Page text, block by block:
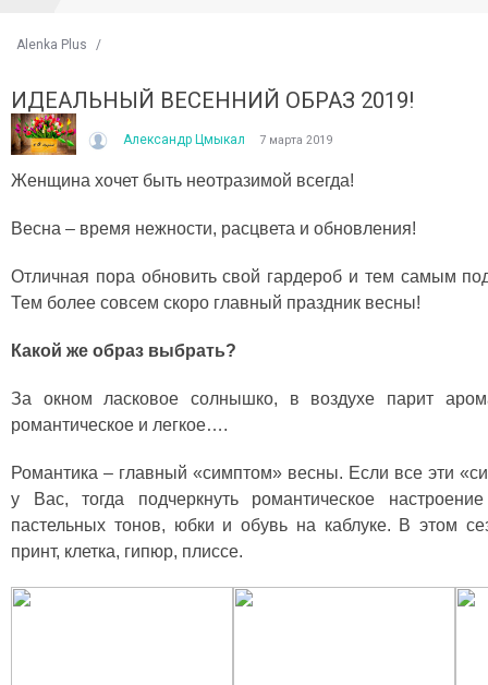
Alenka Plus /
ЯКЕ ПОСТІЙНО ДИВУЄ: ЯК ОДЯГАТИСЯ,
ЗРАНКУ СПЕКА, А ВВЕЧЕРІ ВЖЕ ХОЧЕТЬСЯ
до сюрпризів. Зранку світить сонце і
далі →
КУПАЛЬНИК ІЗ НАКИДКОЮ
СПІДНИЦЕЮ: ЩО ОБРАТИ
Літо — це час, коли
ИДЕАЛЬНЫЙ ВЕСЕННИЙ ОБРАЗ 2019!
Александр Цмыкал 7 марта 2019
Женщина хочет быть неотразимой всегда!
Весна – время нежности, расцвета и обновления!
Отличная пора обновить свой гардероб и тем самым
Тем более совсем скоро главный праздник весны!
Какой же образ выбрать?
За окном ласковое солнышко, в воздухе парит
романтическое и легкое….
Романтика – главный «симптом» весны. Если все эти
у Вас, тогда подчеркнуть романтическое
пастельных тонов, юбки и обувь на каблуке. В этом
принт, клетка, гипюр, плиссе.